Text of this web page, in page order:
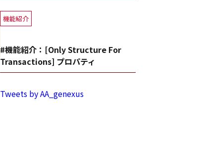
機能紹介
#機能紹介：[Only Structure For
Transactions] プロパティ
Tweets by AA_genexus